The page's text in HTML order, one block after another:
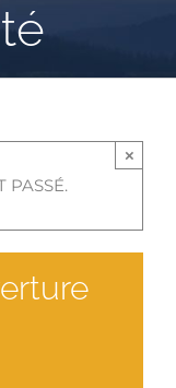
PASSÉ.
×